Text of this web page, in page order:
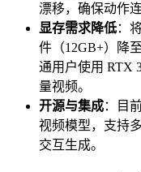
漂移，确保动作连
显存需求降低：
件（12GB+）降
通用户使用 RTX
量视频。
开源与集成：目
视频模型，支持
交互生成。